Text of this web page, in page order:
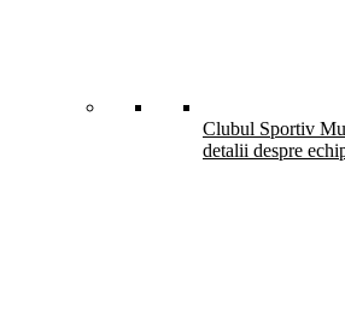
Clubul Sportiv
detalii despre